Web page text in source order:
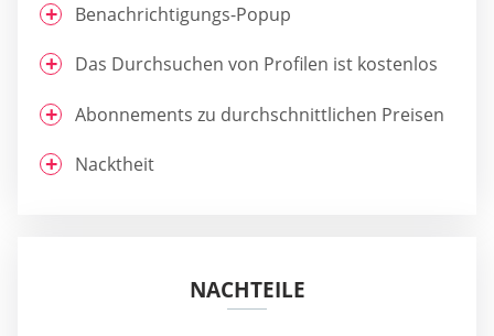
Benachrichtigungs-Popup
Das Durchsuchen von Profilen ist kostenlos
Abonnements zu durchschnittlichen Preisen
Nacktheit
NACHTEILE